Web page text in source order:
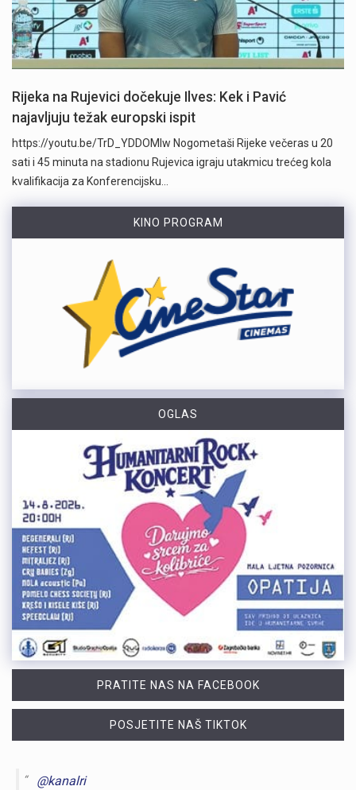
Rijeka na Rujevici dočekuje Ilves: Kek i Pavić
najavljuju težak europski ispit
https://youtu.be/TrD_YDDOMIw Nogometaši Rijeke večeras u 20
sati i 45 minuta na stadionu Rujevica igraju utakmicu trećeg kola
kvalifikacija za Konferencijsku…
KINO PROGRAM
OGLAS
PRATITE NAS NA FACEBOOK
POSJETITE NAŠ TIKTOK
@kanalri